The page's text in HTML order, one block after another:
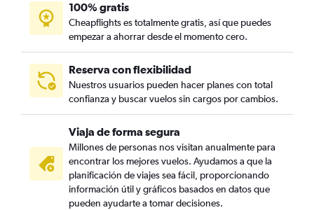
100% gratis
Cheapflights es totalmente gratis, así que puedes
empezar a ahorrar desde el momento cero.
Reserva con flexibilidad
Nuestros usuarios pueden hacer planes con total
confianza y buscar vuelos sin cargos por cambios.
Viaja de forma segura
Millones de personas nos visitan anualmente para
encontrar los mejores vuelos. Ayudamos a que la
planificación de viajes sea fácil, proporcionando
información útil y gráficos basados en datos que
pueden ayudarte a tomar decisiones.